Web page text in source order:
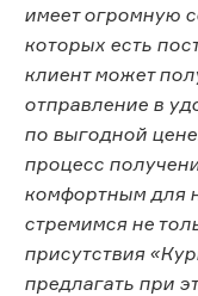
имеет огромную
которых есть
клиент может
отправление в
по выгодной
процесс
комфортным для
стремимся не
присутствия
предлагать при